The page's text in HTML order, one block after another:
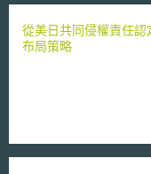
人權、民主等價值。
（Dual Use of Research
用途研究，意指以增進公
現將該監督責任歸屬移轉
從美日共同侵權責任認
布局策略